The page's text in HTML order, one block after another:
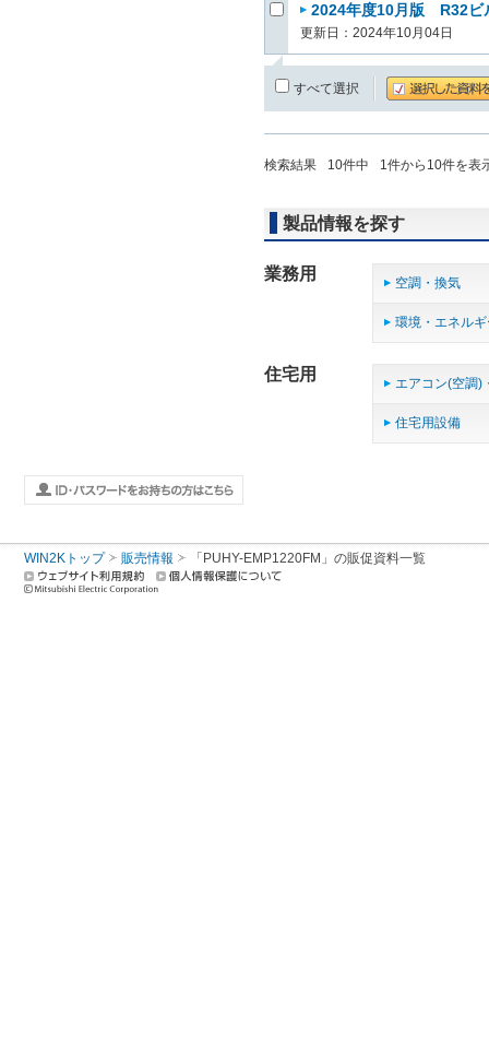
2024年度10月版 R32
更新日：2024年10月04日
すべて選択
検索結果 10件中 1件から 10件を表
製品情報を探す
業務用 空調・換気
環境・エネル
住宅用 エアコン(空調)
住宅用設備
WIN2Kトップ 販売情報 「PUHY-EMP1220FM」の販促資料一覧